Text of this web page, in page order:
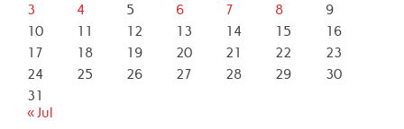
3
4 5 6 7 8
9
10
11 12 13 14 15
16
17
18 19 20 21 22
23
24
25 26 27 28 29
30
31
« Jul